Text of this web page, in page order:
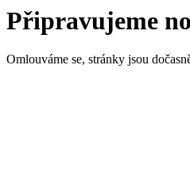
Připravujeme
Omlouváme se, stránky jsou